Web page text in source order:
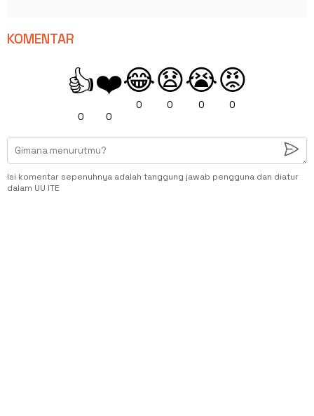
KOMENTAR
👍
0
❤️
0
😂
0
😧
0
😭
0
😡
0
Isi komentar sepenuhnya adalah tanggung jawab pengguna dan diatur
dalam UU ITE